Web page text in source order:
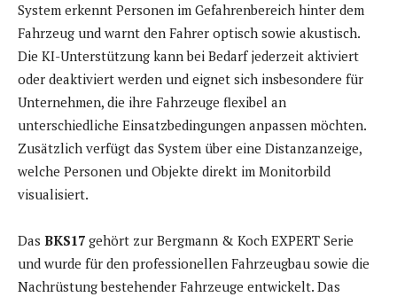
System erkennt Personen im Gefahrenbereich hinter dem
Fahrzeug und warnt den Fahrer optisch sowie akustisch.
Die KI-Unterstützung kann bei Bedarf jederzeit aktiviert
oder deaktiviert werden und eignet sich insbesondere für
Unternehmen, die ihre Fahrzeuge flexibel an
unterschiedliche Einsatzbedingungen anpassen möchten.
Zusätzlich verfügt das System über eine Distanzanzeige,
welche Personen und Objekte direkt im Monitorbild
visualisiert.
Das BKS17 gehört zur Bergmann & Koch EXPERT Serie
und wurde für den professionellen Fahrzeugbau sowie die
Nachrüstung bestehender Fahrzeuge entwickelt. Das